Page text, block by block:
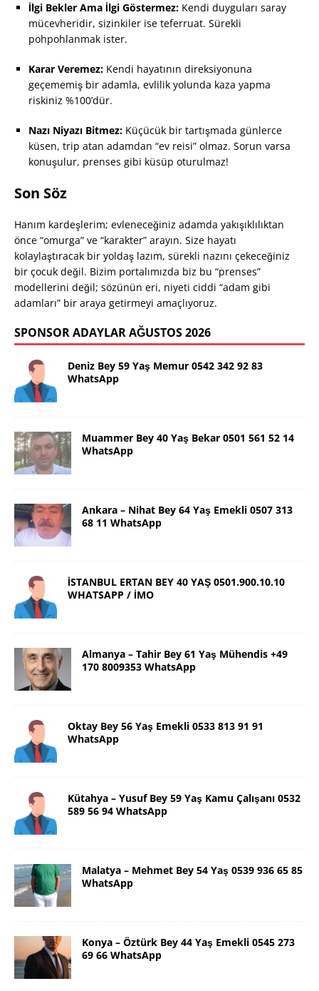
İlgi Bekler Ama İlgi Göstermez: Kendi duyguları saray
mücevheridir, sizinkiler ise teferruat. Sürekli
pohpohlanmak ister.
Karar Veremez: Kendi hayatının direksiyonuna
geçememiş bir adamla, evlilik yolunda kaza yapma
riskiniz %100’dür.
Nazı Niyazı Bitmez: Küçücük bir tartışmada günlerce
küsen, trip atan adamdan “ev reisi” olmaz. Sorun varsa
konuşulur, prenses gibi küsüp oturulmaz!
Son Söz
Hanım kardeşlerim; evleneceğiniz adamda yakışıklılıktan
önce “omurga” ve “karakter” arayın. Size hayatı
kolaylaştıracak bir yoldaş lazım, sürekli nazını çekeceğiniz
bir çocuk değil. Bizim portalımızda biz bu “prenses”
modellerini değil; sözünün eri, niyeti ciddi “adam gibi
adamları” bir araya getirmeyi amaçlıyoruz.
SPONSOR ADAYLAR AĞUSTOS 2026
Deniz Bey 59 Yaş Memur 0542 342 92 83
WhatsApp
Muammer Bey 40 Yaş Bekar 0501 561 52 14
WhatsApp
Ankara – Nihat Bey 64 Yaş Emekli 0507 313
68 11 WhatsApp
İSTANBUL ERTAN BEY 40 YAŞ 0501.900.10.10
WHATSAPP / İMO
Almanya – Tahir Bey 61 Yaş Mühendis +49
170 8009353 WhatsApp
Oktay Bey 56 Yaş Emekli 0533 813 91 91
WhatsApp
Kütahya – Yusuf Bey 59 Yaş Kamu Çalışanı 0532
589 56 94 WhatsApp
Malatya – Mehmet Bey 54 Yaş 0539 936 65 85
WhatsApp
Konya – Öztürk Bey 44 Yaş Emekli 0545 273
69 66 WhatsApp